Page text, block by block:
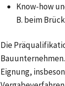
Know-how
B. beim
Die
Eignung,